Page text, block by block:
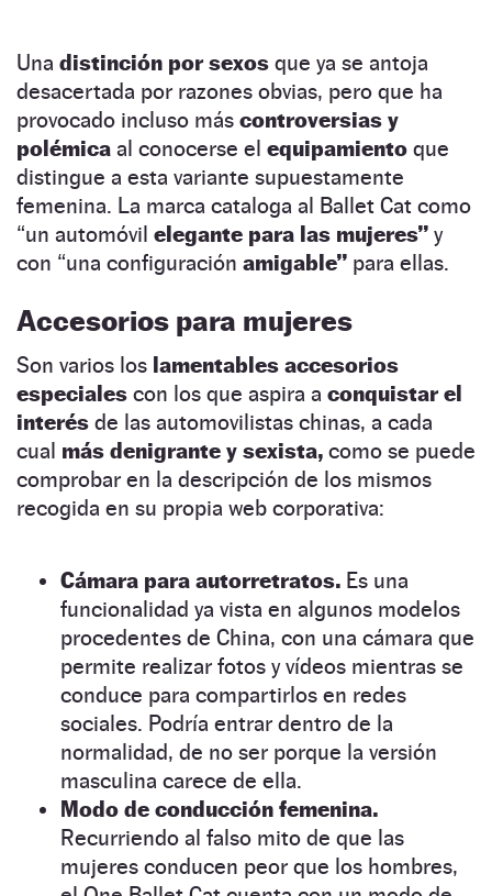
Una distinción por sexos que ya se antoja
desacertada por razones obvias, pero que ha
provocado incluso más controversias y
polémica al conocerse el equipamiento que
distingue a esta variante supuestamente
femenina. La marca cataloga al Ballet Cat como
“un automóvil elegante para las mujeres” y
con “una configuración amigable” para ellas.
Accesorios para mujeres
Son varios los lamentables accesorios
especiales con los que aspira a conquistar el
interés de las automovilistas chinas, a cada
cual más denigrante y sexista, como se puede
comprobar en la descripción de los mismos
recogida en su propia web corporativa:
Cámara para autorretratos. Es una
funcionalidad ya vista en algunos modelos
procedentes de China, con una cámara que
permite realizar fotos y vídeos mientras se
conduce para compartirlos en redes
sociales. Podría entrar dentro de la
normalidad, de no ser porque la versión
masculina carece de ella.
Modo de conducción femenina.
Recurriendo al falso mito de que las
mujeres conducen peor que los hombres,